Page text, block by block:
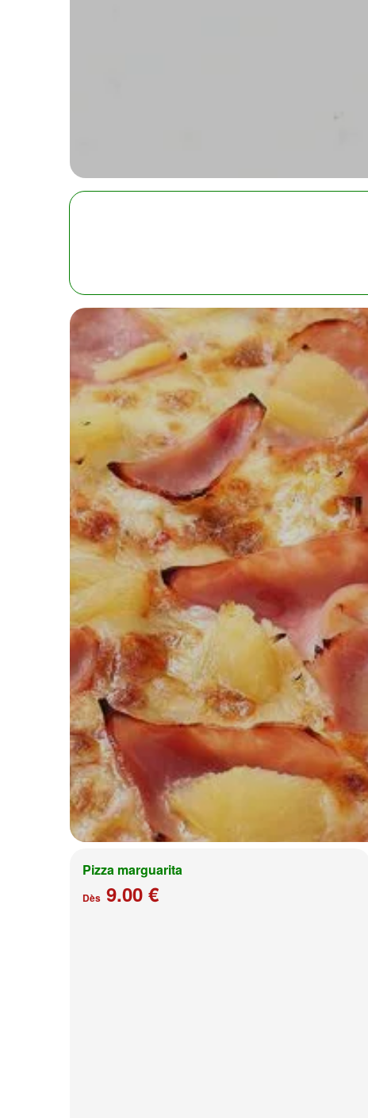
Pizza marguarita
Dès 9.00 €